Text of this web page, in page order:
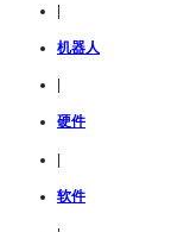
|
机器人
硬件
软件